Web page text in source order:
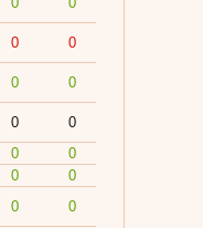
0 0
0 0
0
0
0
0
0
0
0
0